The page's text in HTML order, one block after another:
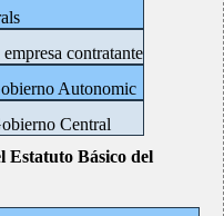
contratante
Autonomic
Central
Básico del